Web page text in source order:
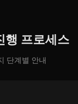
행 프로세스
단계별 안내